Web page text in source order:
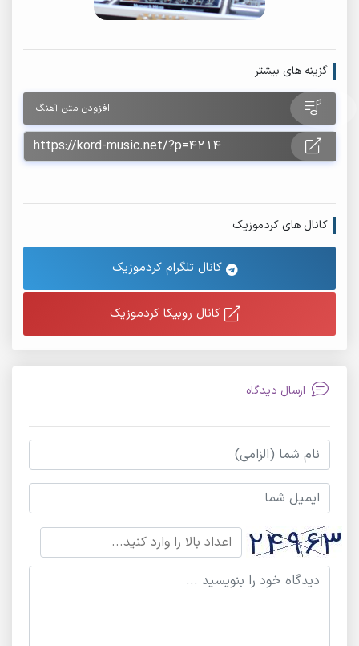
گزینه های بیشتر
افزودن متن آهنگ
کانال های کردموزیک
کانال تلگرام کردموزیک
کانال روبیکا کردموزیک
ارسال دیدگاه